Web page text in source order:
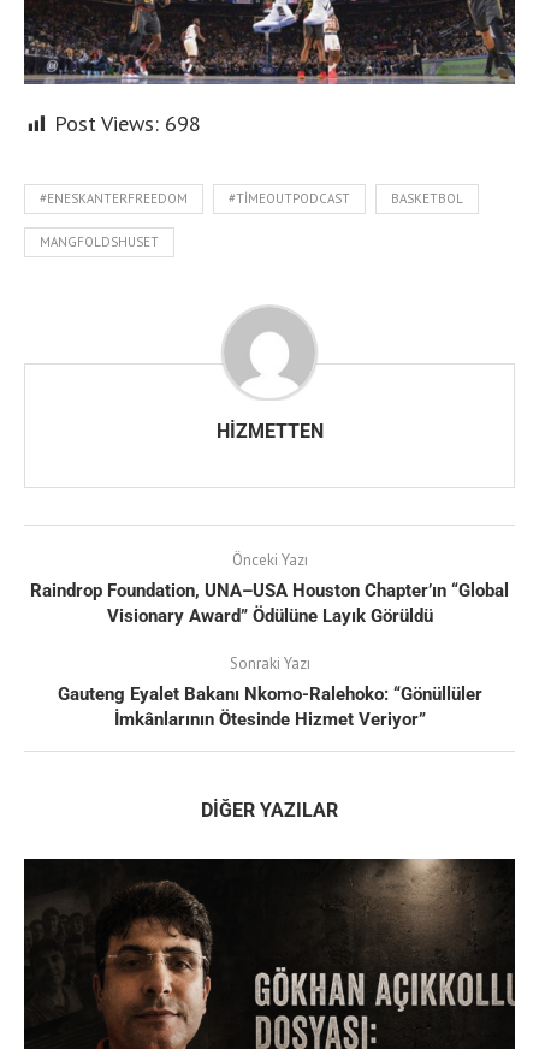
Post Views: 698
#ENESKANTERFREEDOM #TIMEOUTPODCAST BASKETBOL
MANGFOLDSHUSET
HIZMETTEN
Önceki Yazı
Raindrop Foundation, UNA–USA Houston Chapter’ın “Global
Visionary Award” Ödülüne Layık Görüldü
Sonraki Yazı
Gauteng Eyalet Bakanı Nkomo-Ralehoko: “Gönüllüler
İmkânlarının Ötesinde Hizmet Veriyor”
DIĞER YAZILAR